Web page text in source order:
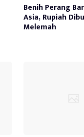
Benih Perang
Asia, Rupiah
Melemah